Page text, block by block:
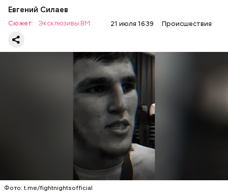
Евгений Силаев
Сюжет: Эксклюзивы ВМ 21 июля 16:39 Происшествия
Фото: t.me/fightnightsofficial
Вечером 31 января Мутаев возвращался домой с
тренировки. Во дворе жилого дома на улице
Гапцахской в Махачкале на бойца напал
неизвестный. Он выскочил из подъезда, выстрелил
двум статьям: «Убийство» и «Незаконный оборот
оружия». Расследование уголовного дела
контроль
России Александр Бастрыкин.